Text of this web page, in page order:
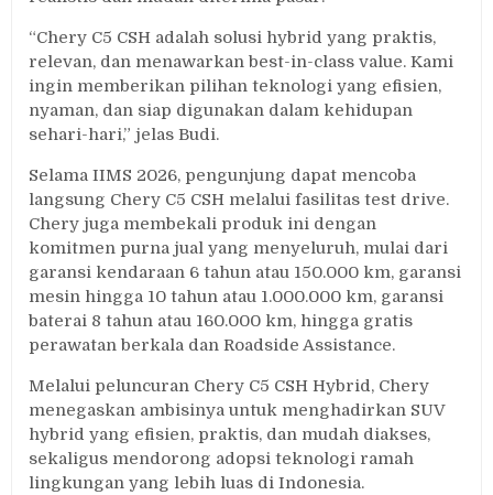
“Chery C5 CSH adalah solusi hybrid yang praktis,
relevan, dan menawarkan best-in-class value. Kami
ingin memberikan pilihan teknologi yang efisien,
nyaman, dan siap digunakan dalam kehidupan
sehari-hari,” jelas Budi.
Selama IIMS 2026, pengunjung dapat mencoba
langsung Chery C5 CSH melalui fasilitas test drive.
Chery juga membekali produk ini dengan
komitmen purna jual yang menyeluruh, mulai dari
garansi kendaraan 6 tahun atau 150.000 km, garansi
mesin hingga 10 tahun atau 1.000.000 km, garansi
baterai 8 tahun atau 160.000 km, hingga gratis
perawatan berkala dan Roadside Assistance.
Melalui peluncuran Chery C5 CSH Hybrid, Chery
menegaskan ambisinya untuk menghadirkan SUV
hybrid yang efisien, praktis, dan mudah diakses,
sekaligus mendorong adopsi teknologi ramah
lingkungan yang lebih luas di Indonesia.